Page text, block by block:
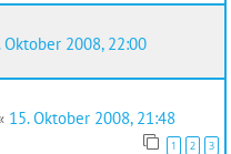
Oktober 2008, 22:00
15. Oktober 2008, 21:48
1 2 3